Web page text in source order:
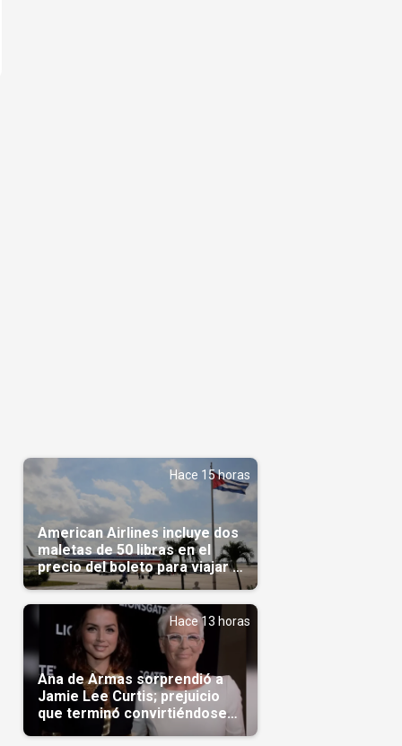
Hace 15 horas
American Airlines incluye dos
maletas de 50 libras en el
precio del boleto para viajar a
Cuba en agosto
Hace 13 horas
Ana de Armas sorprendió a
Jamie Lee Curtis; prejuicio
que terminó convirtiéndose
en admiración en Hollywood